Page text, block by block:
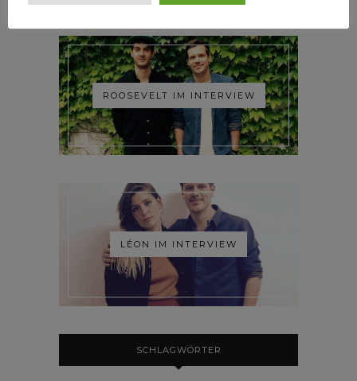
ROOSEVELT IM INTERVIEW
LÉON IM INTERVIEW
SCHLAGWÖRTER